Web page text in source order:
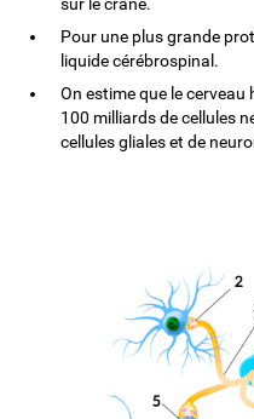
Pour une plus grande
liquide cérébrospinal.
On estime que le
100 milliards de cellules
cellules gliales et de